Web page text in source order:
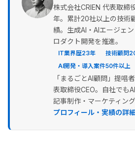
株式会社CRIEN 代表取締
年。累計20社以上の技術
績。生成AI・AIエージェ
ロダクト開発を推進。
IT業界歴23年
技術顧問
AI開発・導入案件50件以上
「まるごとAI顧問」提唱
表取締役CEO。自社でも
記事制作・マーケティン
プロフィール・実績の詳